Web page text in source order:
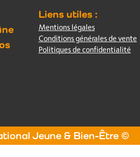
Liens utiles :
Mentions légales
Conditions générales de vente
Politiques de confidentialité
Jeune & Bien-Être ©